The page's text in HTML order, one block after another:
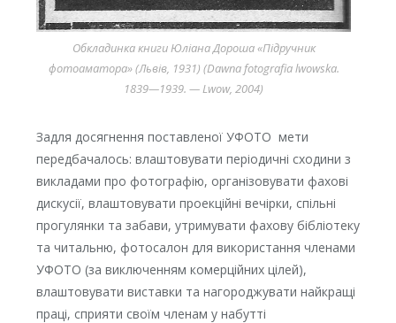
Обкладинка книги Юліана Дороша «Підручник
фотоаматора» (Львів, 1931) (Dawna fotografia lwowska.
1839—1939. — Lwow, 2004)
Задля досягнення поставленої УФОТО мети
передбачалось: влаштовувати періодичні сходини з
викладами про фотографію, організовувати фахові
дискусії, влаштовувати проекційні вечірки, спільні
прогулянки та забави, утримувати фахову бібліотеку
та читальню, фотосалон для використання членами
УФОТО (за виключенням комерційних цілей),
влаштовувати виставки та нагороджувати найкращі
праці, сприяти своїм членам у набутті